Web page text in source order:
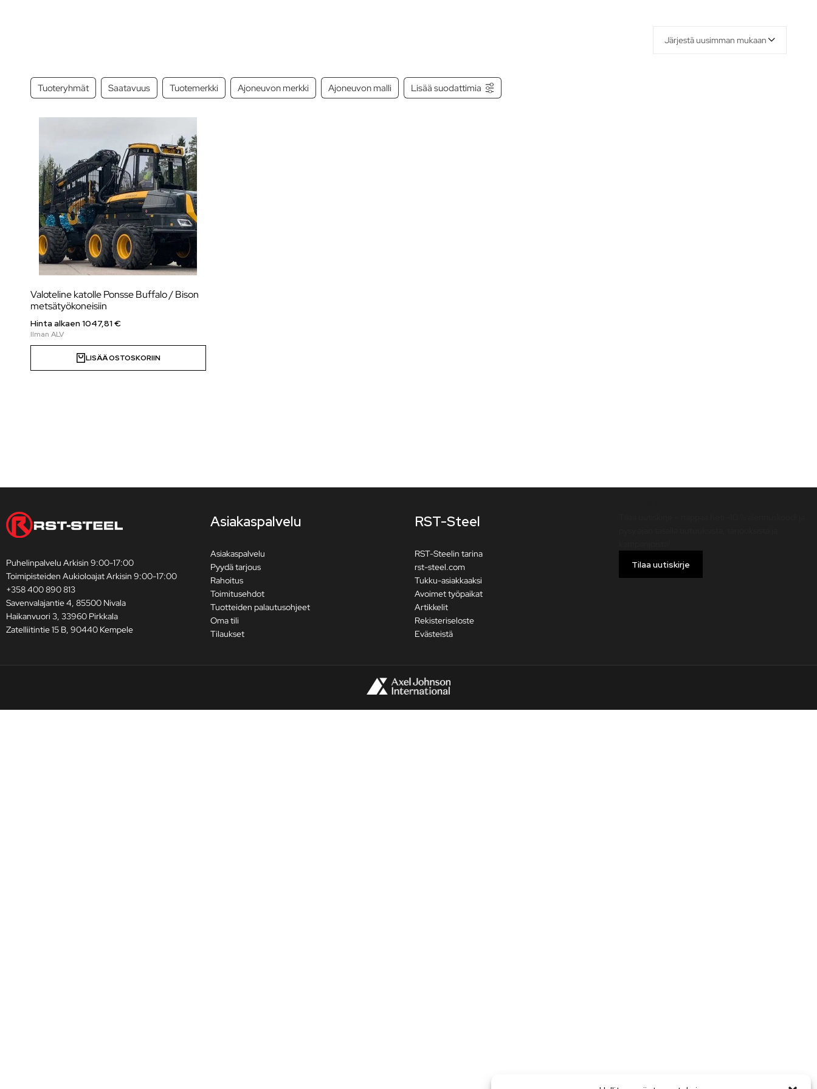
Järjestä uusimman mukaan
Tuoteryhmät Saatavuus Tuotemerkki Ajoneuvon merkki Ajoneuvon malli Lisää suodattimia
Valoteline katolle Ponsse Buffalo / Bison
metsätyökoneisiin
Hinta alkaen1047,81€
LISÄÄ OSTOSKORIIN
Puhelinpalvelu Arkisin 9:00-17:00
Toimipisteiden Aukioloajat Arkisin 9:00-17:00
+358 400 890 813
Savenvalajantie 4, 85500 Nivala
Haikanvuori 3, 33960 Pirkkala
Zatelliitintie 15 B, 90440 Kempele
Asiakaspalvelu
Asiakaspalvelu
Pyydä tarjous
Rahoitus
Toimitusehdot
Tuotteiden palautusohjeet
Oma tili
Tilaukset
RST-Steel
RST-Steelin tarina
rst-steel.com
Tukku-asiakkaaksi
Avoimet työpaikat
Artikkelit
Rekisteriseloste
Evästeistä
Tilaa uutiskirje